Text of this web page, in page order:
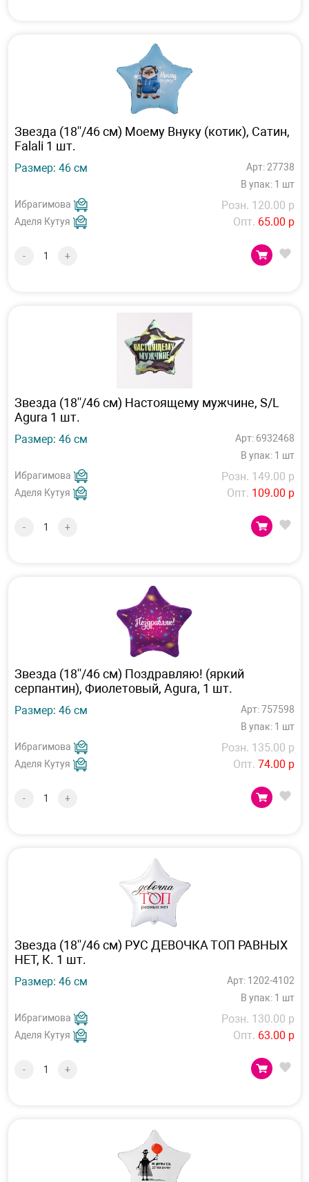
Звезда (18''/46 см) Моему Внуку (котик), Сатин,
Falali 1 шт.
Размер: 46 см
Арт: 27738
В упак: 1 шт
Ибрагимова
Аделя Кутуя
Розн. 120.00 р
Опт. 65.00 р
- +
Звезда (18''/46 см) Настоящему мужчине, S/L
Agura 1 шт.
Размер: 46 см
Арт: 6932468
В упак: 1 шт
Ибрагимова
Аделя Кутуя
Розн. 149.00 р
Опт. 109.00 р
- +
Звезда (18''/46 см) Поздравляю! (яркий
серпантин), Фиолетовый, Agura, 1 шт.
Размер: 46 см
Арт: 757598
В упак: 1 шт
Ибрагимова
Аделя Кутуя
Розн. 135.00 р
Опт. 74.00 р
- +
Звезда (18''/46 см) РУС ДЕВОЧКА ТОП РАВНЫХ
НЕТ, К. 1 шт.
Размер: 46 см
Арт: 1202-4102
В упак: 1 шт
Ибрагимова
Аделя Кутуя
Розн. 130.00 р
Опт. 63.00 р
- +